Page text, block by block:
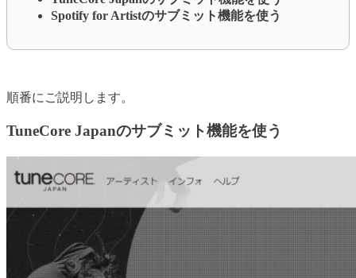
Spotify for Artistのサブミット機能を使う
順番にご説明します。
TuneCore Japanのサブミット機能を使う